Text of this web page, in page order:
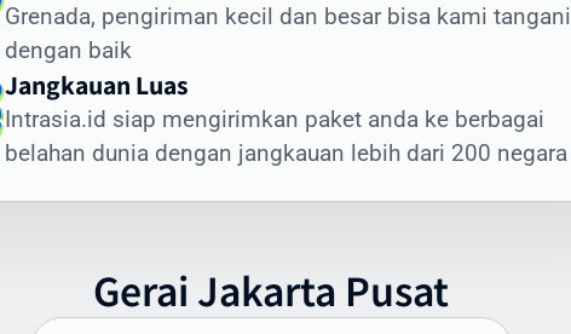
dokumen internasional membutuhkan penanganan
Intrasia.id menawarkan layanan khusus untuk cara kirim
ke Grenada yang aman dan terjamin:
Dokumen yang Sering Dikirim ke Grenada:
Dokumen perbankan dan keuangan
Dokumen teknis dan spesifikasi produk
Grenada, pengiriman kecil dan besar bisa kami tangani
dengan baik
Jangkauan Luas
Intrasia.id siap mengirimkan paket anda ke berbagai
belahan dunia dengan jangkauan lebih dari 200 negara
Gerai Jakarta Pusat